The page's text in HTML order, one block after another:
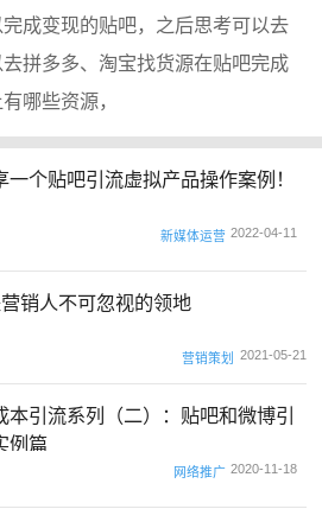
成变现的贴吧，之后思考可以去
拼多多、淘宝找货源在贴吧完成
哪些资源，
一个贴吧引流虚拟产品操作案例！
新媒体运营 2022-04-11
销人不可忽视的领地
营销策划 2021-05-21
本引流系列（二）：贴吧和微博引
例篇
网络推广 2020-11-18